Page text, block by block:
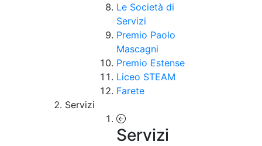
Le Società di
Servizi
Premio Paolo
Mascagni
Premio Estense
Liceo STEAM
Farete
Servizi
Servizi